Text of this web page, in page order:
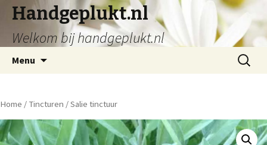
Handgeplukt.nl
Welkom bij handgeplukt.nl
Menu
Zoeken
naar:
Home / Tincturen / Salie tinctuur